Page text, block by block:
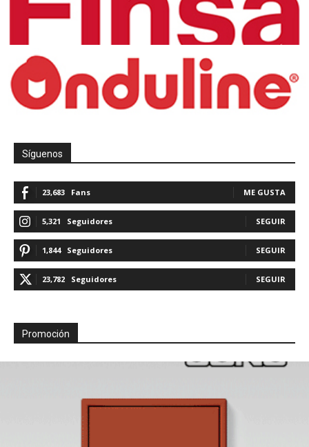
Síguenos
23,683 Fans ME GUSTA
5,321 Seguidores SEGUIR
1,844 Seguidores SEGUIR
23,782 Seguidores SEGUIR
Promoción